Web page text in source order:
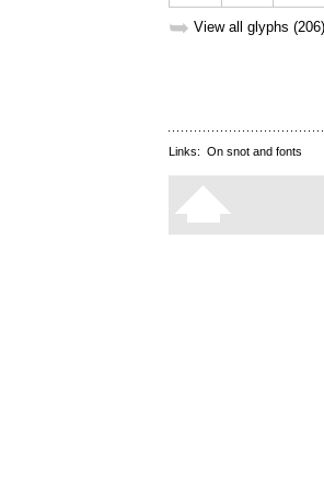
➥ View all glyphs (206)
Links: On snot and fonts